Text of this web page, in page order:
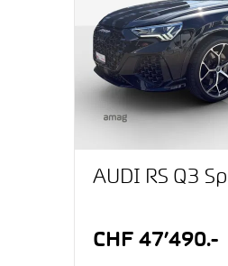
AUDI RS Q3
CHF 47’490.-